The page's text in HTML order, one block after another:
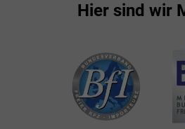
Hier sind wir